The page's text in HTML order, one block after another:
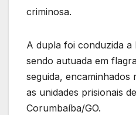
criminosa.
A dupla foi conduzida a
sendo autuada em
seguida, encaminhados
as unidades prisionais
Corumbaíba/GO.